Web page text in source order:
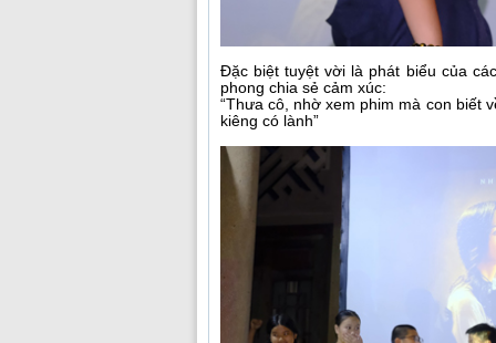
Đặc biệt tuyệt vời là phát biểu của
phong chia sẻ cảm xúc:
“Thưa cô, nhờ xem phim mà con biết
kiêng có lành”